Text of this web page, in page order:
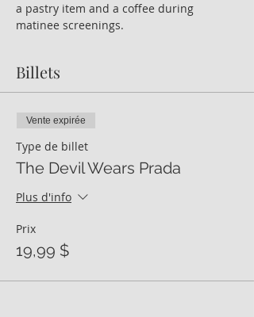
a pastry item and a coffee during
matinee screenings.
Billets
Vente expirée
Type de billet
The Devil Wears Prada
Plus d'info
Prix
19,99 $